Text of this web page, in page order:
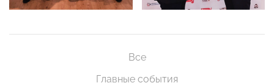
Все
Главные события